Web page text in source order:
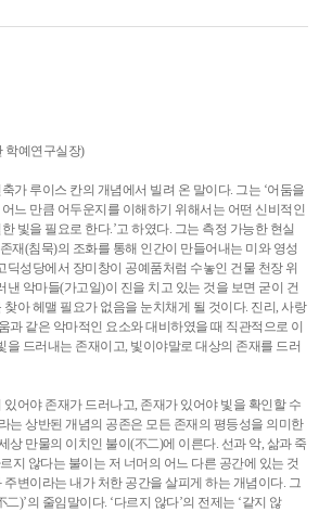
학예연구실장)
가 루이스 칸의 개념에서 빌려 온 말이다. 그는 ‘어둠을
느 만큼 어두운지를 이해하기 위해서는 어떤 신비적인
빛을 필요로 한다.’고 하였다. 그는 측정 가능한 현실
재(침묵)의 조화를 통해 인간이 만들어내는 미와 영성
딕성당에서 장미창이 공예품처럼 수놓인 건물 천장 위
낸 악마들(가고일)이 진을 치고 있는 것을 보면 굳이 건
아 헤맬 필요가 없음을 눈치채게 될 것이다. 진리, 사랑
과 같은 악마적인 요소와 대비하였을 때 직관적으로 이
을 드러내는 존재이고, 빛이야말로 대상의 존재를 드러
어야 존재가 드러나고, 존재가 있어야 빛을 확인할 수
는 상반된 개념의 공존은 모든 존재의 평등성을 의미한
상 만물의 이치인 불이(不二)에 이른다. 선과 악, 삶과 죽
지 않다는 불이는 저 너머의 어느 다른 공간에 있는 것
변이라는 내가 처한 공간을 살피게 하는 개념이다. 그
)’의 줄임말이다. ‘다르지 않다’의 전제는 ‘같지 않